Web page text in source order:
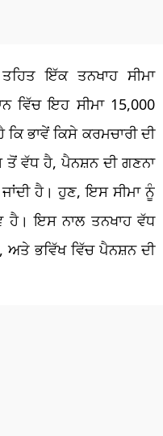
ਇੱਕ ਤਨਖਾਹ ਸੀਮਾ
ਵਿੱਚ ਇਹ ਸੀਮਾ 15,000
ਭਾਵੇਂ ਕਿਸੇ ਕਰਮਚਾਰੀ ਦੀ
ਤੋਂ ਵੱਧ ਹੈ,ਪੈਨਸ਼ਨਦੀ ਗਣਨਾ
ਹੈ। ਹੁਣ, ਇਸ ਸੀਮਾ ਨੂੰ
ਹੈ। ਇਸ ਨਾਲ ਤਨਖਾਹ ਵੱਧ
, ਅਤੇ ਭਵਿੱਖ ਵਿੱਚਪੈਨਸ਼ਨਦੀ